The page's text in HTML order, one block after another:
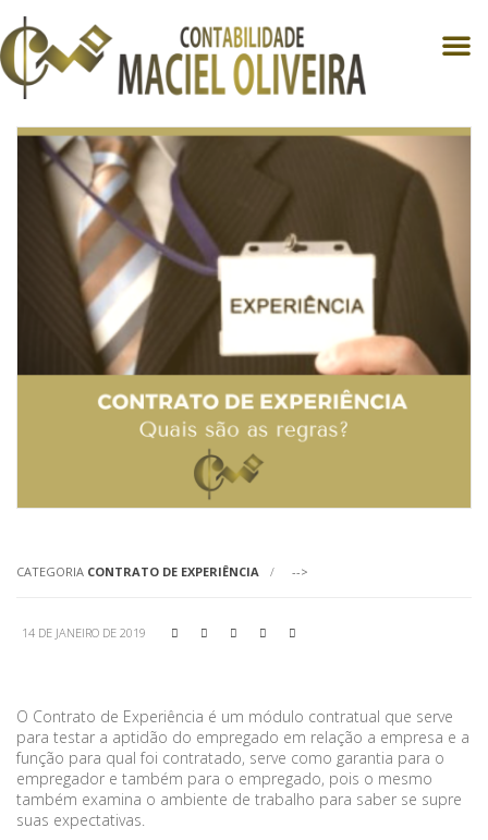
CATEGORIA CONTRATO DE EXPERIÊNCIA -->
14 DE JANEIRO DE 2019     
O Contrato de Experiência é um módulo contratual que serve
para testar a aptidão do empregado em relação a empresa e a
função para qual foi contratado, serve como garantia para o
empregador e também para o empregado, pois o mesmo
também examina o ambiente de trabalho para saber se supre
suas expectativas.